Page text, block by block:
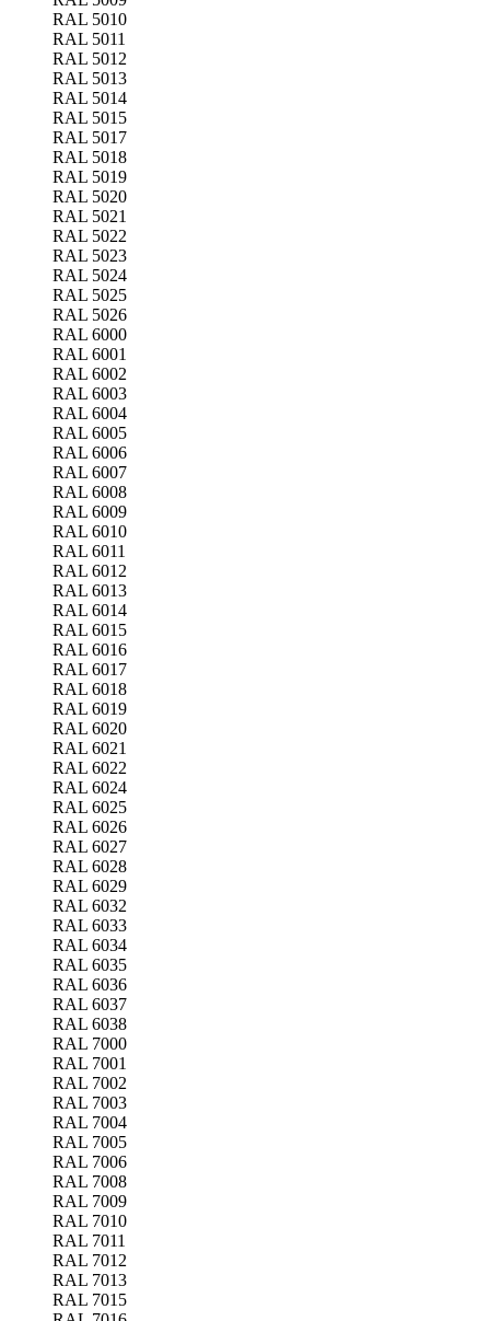
RAL 5010
RAL 5011
RAL 5012
RAL 5013
RAL 5014
RAL 5015
RAL 5017
RAL 5018
RAL 5019
RAL 5020
RAL 5021
RAL 5022
RAL 5023
RAL 5024
RAL 5025
RAL 5026
RAL 6000
RAL 6001
RAL 6002
RAL 6003
RAL 6004
RAL 6005
RAL 6006
RAL 6007
RAL 6008
RAL 6009
RAL 6010
RAL 6011
RAL 6012
RAL 6013
RAL 6014
RAL 6015
RAL 6016
RAL 6017
RAL 6018
RAL 6019
RAL 6020
RAL 6021
RAL 6022
RAL 6024
RAL 6025
RAL 6026
RAL 6027
RAL 6028
RAL 6029
RAL 6032
RAL 6033
RAL 6034
RAL 6035
RAL 6036
RAL 6037
RAL 6038
RAL 7000
RAL 7001
RAL 7002
RAL 7003
RAL 7004
RAL 7005
RAL 7006
RAL 7008
RAL 7009
RAL 7010
RAL 7011
RAL 7012
RAL 7013
RAL 7015